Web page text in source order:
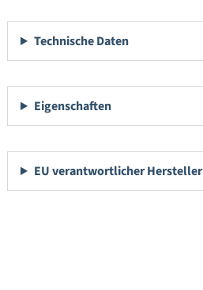
Technische Daten
Eigenschaften
EU verantwortlicher Hersteller